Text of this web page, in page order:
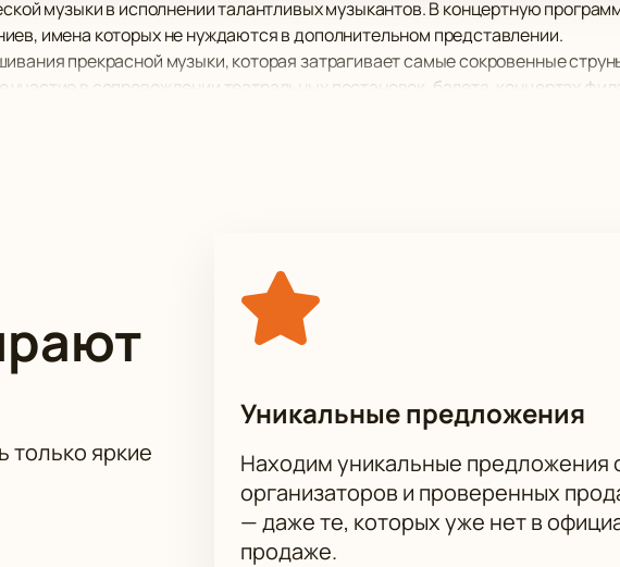
музыки в исполнении талантливых музыкантов. В концертную
имена которых не нуждаются в дополнительном представлении.
прекрасной музыки, которая затрагивает самые сокровенные
в сопровождении театральных постановок, балета, концертах
музыкальных премий и принимали участие в фестивалях и конкурсах
только яркие
Уникальные предложения
Находим уникальные предложения
организаторов и проверенных
— даже те, которых уже нет в
продаже.